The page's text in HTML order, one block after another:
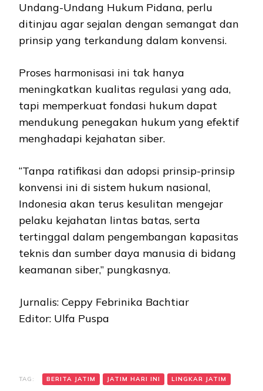
Undang-Undang Hukum Pidana, perlu
ditinjau agar sejalan dengan semangat dan
prinsip yang terkandung dalam konvensi.
Proses harmonisasi ini tak hanya
meningkatkan kualitas regulasi yang ada,
tapi memperkuat fondasi hukum dapat
mendukung penegakan hukum yang efektif
menghadapi kejahatan siber.
“Tanpa ratifikasi dan adopsi prinsip-prinsip
konvensi ini di sistem hukum nasional,
Indonesia akan terus kesulitan mengejar
pelaku kejahatan lintas batas, serta
tertinggal dalam pengembangan kapasitas
teknis dan sumber daya manusia di bidang
keamanan siber,” pungkasnya.
Jurnalis: Ceppy Febrinika Bachtiar
Editor: Ulfa Puspa
TAG: BERITA JATIM JATIM HARI INI LINGKAR JATIM